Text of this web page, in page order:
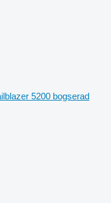
5200 bogserad